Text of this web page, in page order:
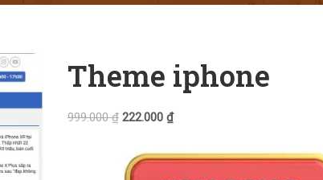
Theme iphone
999.000₫ 222.000 ₫